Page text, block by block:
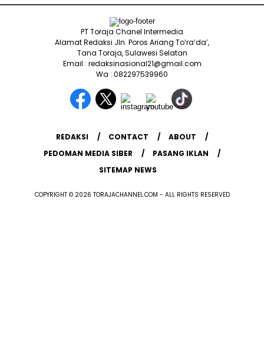
PT Toraja Chanel Intermedia
Alamat Redaksi Jln. Poros Ariang To’ra’da’,
Tana Toraja, Sulawesi Selatan
Email : redaksinasional21@gmail.com
Wa : 082297539960
REDAKSI CONTACT
ABOUT
PEDOMAN MEDIA SIBER
PASANG IKLAN
SITEMAP NEWS
COPYRIGHT © 2026 TORAJACHANNEL.COM - ALL RIGHTS RESERVED